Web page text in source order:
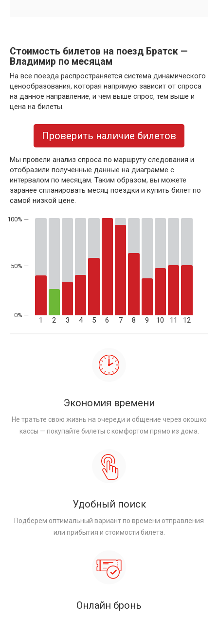
Стоимость билетов на поезд Братск —
Владимир по месяцам
На все поезда распространяется система динамического
ценообразования, которая напрямую зависит от спроса
на данное направление, и чем выше спрос, тем выше и
цена на билеты.
Проверить наличие билетов
Мы провели анализ спроса по маршруту следования и
отобразили полученные данные на диаграмме с
интервалом по месяцам. Таким образом, вы можете
заранее спланировать месяц поездки и купить билет по
самой низкой цене.
50% —
1 2 3 4 5 6 7 8 9 10 11 12
Экономия времени
Не тратьте свою жизнь на очереди и общение через окошко
кассы — покупайте билеты с комфортом прямо из дома.
Удобный поиск
Подберём оптимальный вариант по времени отправления
или прибытия и стоимости билета.
Онлайн бронь